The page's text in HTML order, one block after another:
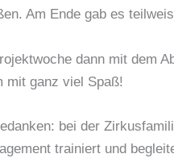
Am Ende gab es
dann mit dem
mit ganz viel Spaß!
bei der
trainiert und